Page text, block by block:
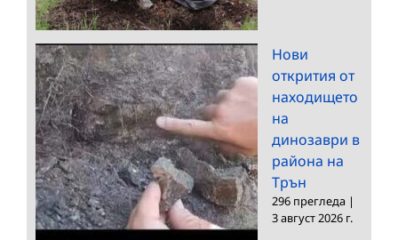
Нови
открития от
находището
на
динозаври в
района на
Трън
296 прегледа |
3 август 2026 г.